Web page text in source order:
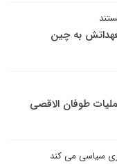
به چین
طوفان الاقصی
سیاسی می کند